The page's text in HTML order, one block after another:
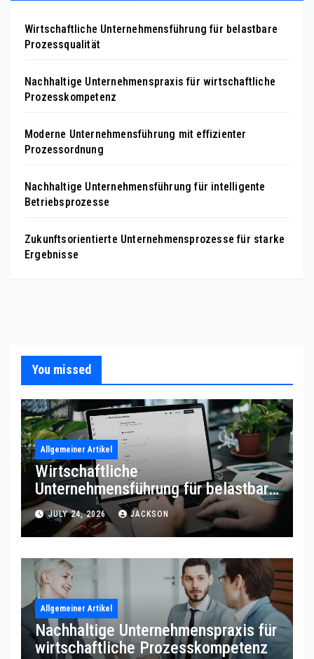
Wirtschaftliche Unternehmensführung für belastbare
Prozessqualität
Nachhaltige Unternehmenspraxis für wirtschaftliche
Prozesskompetenz
Moderne Unternehmensführung mit effizienter
Prozessordnung
Nachhaltige Unternehmensführung für intelligente
Betriebsprozesse
Zukunftsorientierte Unternehmensprozesse für starke
Ergebnisse
You missed
Allgemeiner Artikel
Wirtschaftliche
Unternehmensführung für belastbare
Prozessqualität
JULY 24, 2026 JACKSON
Allgemeiner Artikel
Nachhaltige Unternehmenspraxis für
wirtschaftliche Prozesskompetenz